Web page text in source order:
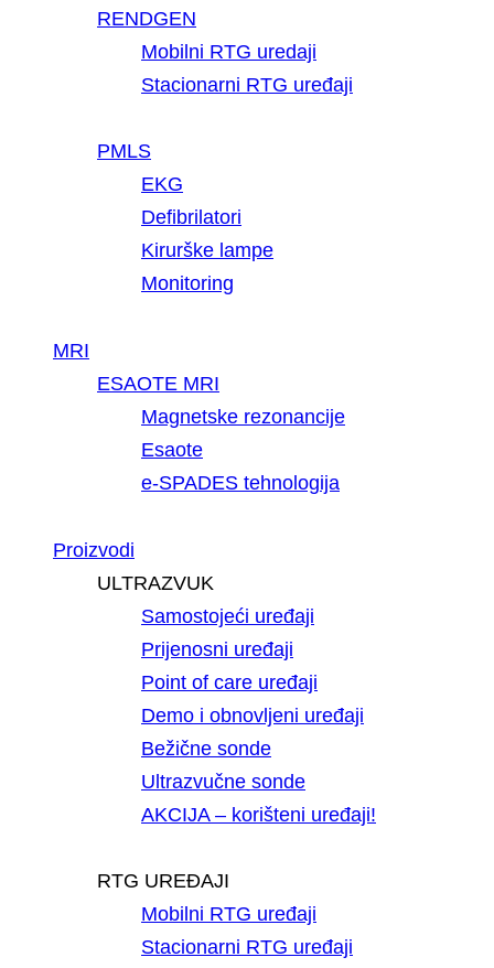
RENDGEN
Mobilni RTG uredaji
Stacionarni RTG uređaji
PMLS
EKG
Defibrilatori
Kirurške lampe
Monitoring
MRI
ESAOTE MRI
Magnetske rezonancije
Esaote
e-SPADES tehnologija
Proizvodi
ULTRAZVUK
Samostojeći uređaji
Prijenosni uređaji
Point of care uređaji
Demo i obnovljeni uređaji
Bežične sonde
Ultrazvučne sonde
AKCIJA – korišteni uređaji!
RTG UREĐAJI
Mobilni RTG uređaji
Stacionarni RTG uređaji